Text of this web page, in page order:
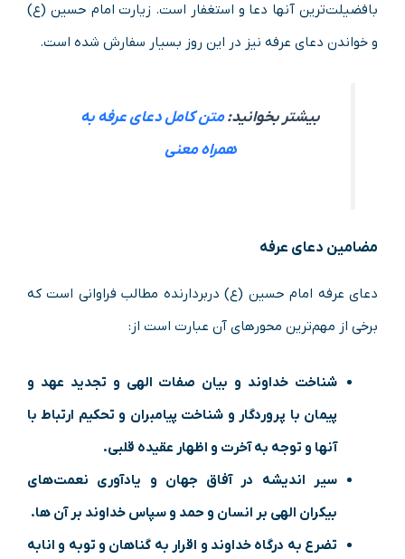
بافضیلت‌ترین آنها دعا و استغفار است. زیارت امام حسین (ع)
و خواندن دعای عرفه نیز در این روز بسیار سفارش شده است.
بیشتر بخوانید:متن کامل دعای عرفه به
همراه معنی
مضامین دعای عرفه
دعای عرفه امام حسین (ع) دربردارنده مطالب فراوانی است که
برخی از مهم‌ترین محورهای آن عبارت است از:
شناخت خداوند و بیان صفات الهی و تجدید عهد و
پیمان با پروردگار و شناخت پیامبران و تحکیم ارتباط با
آنها و توجه به آخرت و اظهار عقیده قلبی.
سیر اندیشه در آفاق جهان و یادآوری نعمت‌های
بیکران الهی بر انسان و حمد و سپاس خداوند بر آن ها.
تضرع به درگاه خداوند و اقرار به گناهان و توبه و انابه